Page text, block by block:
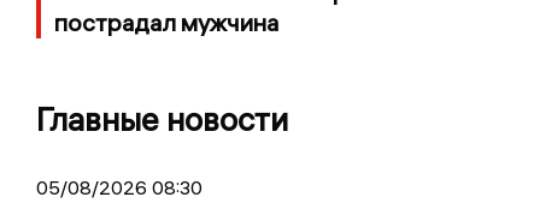
пострадал мужчина
Главные новости
05/08/2026 08:30